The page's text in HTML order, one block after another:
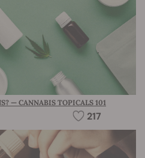
— CANNABIS TOPICALS 101
217